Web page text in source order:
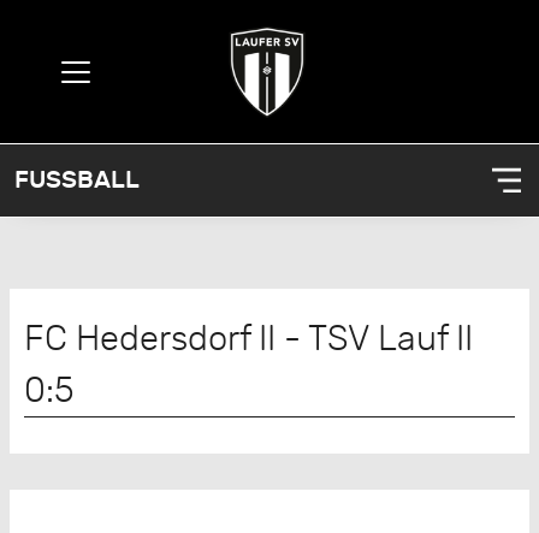
FUSSBALL
FC Hedersdorf II - TSV Lauf II
0:5